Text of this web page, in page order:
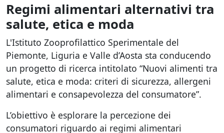
Regimi alimentari alternativi tra
salute, etica e moda
L'Istituto Zooprofilattico Sperimentale del
Piemonte, Liguria e Valle d’Aosta sta conducendo
un progetto di ricerca intitolato “Nuovi alimenti tra
salute, etica e moda: criteri di sicurezza, allergeni
alimentari e consapevolezza del consumatore”.
L’obiettivo è esplorare la percezione dei
consumatori riguardo ai regimi alimentari